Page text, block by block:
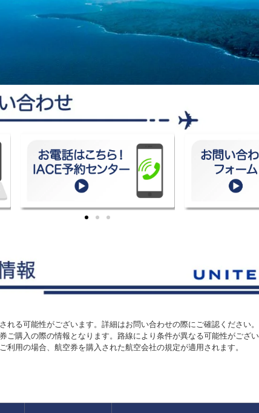
る可能性がございます。詳細はお問い合わせの際にご確認ください。
購入の際の情報となります。路線により条件が異なる可能性がござい
用の場合、航空券を購入された航空会社の規定が適用されます。